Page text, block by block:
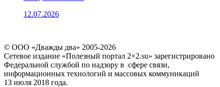
12.07.2026
© ООО «Дважды два» 2005-2026
Сетевое издание «Полезный портал 2×2.su» зарегистрировано
Федеральной службой по надзору в сфере связи,
информационных технологий и массовых коммуникаций
13 июля 2018 года.